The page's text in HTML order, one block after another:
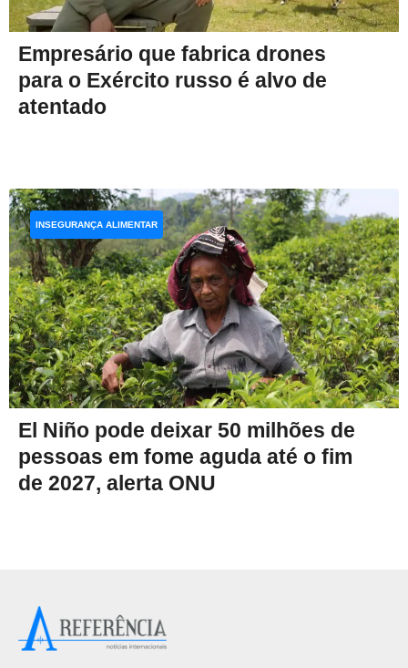
Empresário que fabrica drones
para o Exército russo é alvo de
atentado
El Niño pode deixar 50 milhões de
pessoas em fome aguda até o fim
de 2027, alerta ONU
INSEGURANÇA ALIMENTAR